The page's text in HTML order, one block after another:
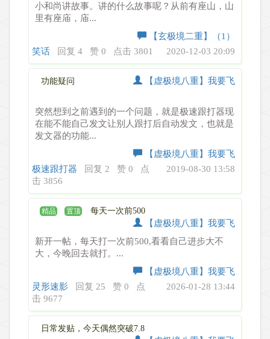
小和尚讲故事。讲的什么故事呢？从前有座山，山
里有座庙，庙...
【玄极境二重】（1）
2020-12-03 20:09
笑话 回复 4 赞 0 点击 3801
功能疑问 【虚极境八重】我要飞
突然想到之前遇到的一个问题，就是极速跟打器现
在能不能自己发文让别人跟打后自动发文，也就是
发文器的功能...
【虚极境八重】我要飞
2019-08-30 13:58
极速跟打器 回复 2 赞 0
点
击 3856
精品 置顶 每天一次前500
【虚极境八重】我要飞
新开一帖，每天打一次前500,看看自己进步大不
大，今晚回去就打。...
【虚极境八重】我要飞
2026-01-28 13:44
灵形速影 回复 25 赞 0
点
击 9677
日常发贴，今天偶然突破7.8